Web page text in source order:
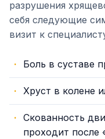
разрушения
себя следующие
визит к
Боль в суставе
Хруст в колене
Скованность
проходит после